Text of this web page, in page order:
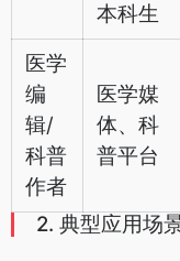
本科生
医学
编
辑/
科普
作者
医学媒
体、科
普平台
2. 典型应用场